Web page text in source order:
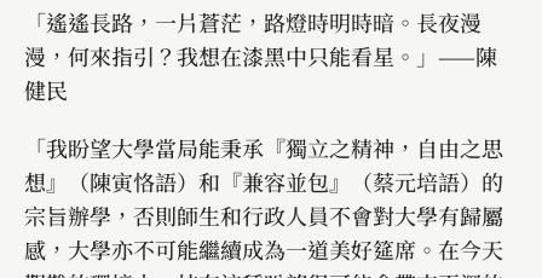
「遙遙長路，一片蒼茫，路燈時明時暗。長夜漫
漫，何來指引？我想在漆黑中只能看星。」——陳
健民
「我盼望大學當局能秉承『獨立之精神，自由之思
想』（陳寅恪語）和『兼容並包』（蔡元培語）的
宗旨辦學，否則師生和行政人員不會對大學有歸屬
感，大學亦不可能繼續成為一道美好筵席。在今天